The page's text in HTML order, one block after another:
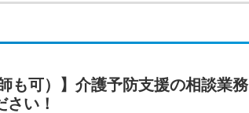
も可）】介護予防支援の相談業
い！